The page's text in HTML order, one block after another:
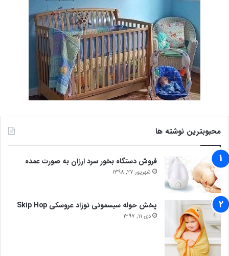
محبوبترین نوشته ها
فروش دستگاه بخور سرد ارزان به صورت عمده
شهریور 27, 1398
پخش حوله سیسمونی نوزاد عروسکی Skip Hop
دی 11, 1397